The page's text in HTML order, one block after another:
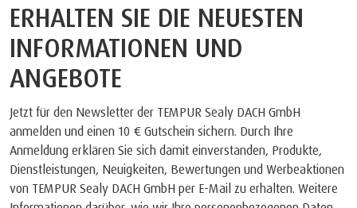
ERHALTEN SIE DIE NEUESTEN
INFORMATIONEN UND
ANGEBOTE
Jetzt für den Newsletter der TEMPUR Sealy DACH GmbH
anmelden und einen 10 € Gutschein sichern. Durch Ihre
Anmeldung erklären Sie sich damit einverstanden, Produkte,
Dienstleistungen, Neuigkeiten, Bewertungen und Werbeaktionen
von TEMPUR Sealy DACH GmbH per E-Mail zu erhalten. Weitere